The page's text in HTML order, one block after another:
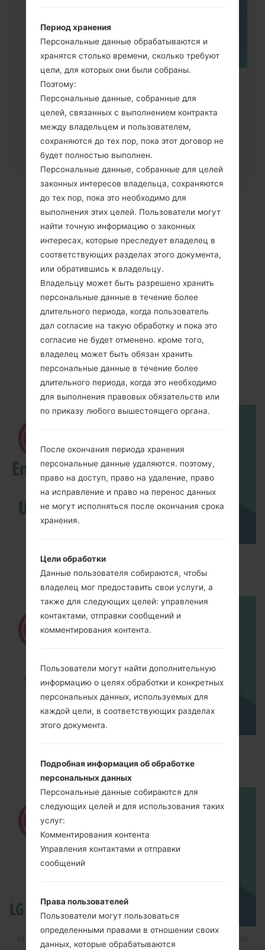
Как удалить все данные с
телефона через меню на LG...
Видео
LGE615F(LGE615F)
akaLG Optimus L5
Dual
How to Enable Developer Options & USB
Debugging on LG ?
Optimus L5 E612?
How to Flash Stock Firmware on LG Smartphone
Период хранения
Персональные данные обрабатываются и
хранятся столько времени, сколько требуют
цели, для которых они были собраны.
Поэтому:
Персональные данные, собранные для
целей, связанных с выполнением контракта
между владельцем и пользователем,
сохраняются до тех пор, пока этот договор не
будет полностью выполнен.
Персональные данные, собранные для целей
законных интересов владельца, сохраняются
до тех пор, пока это необходимо для
выполнения этих целей. Пользователи могут
найти точную информацию о законных
интересах, которые преследует владелец в
соответствующих разделах этого документа,
или обратившись к владельцу.
Владельцу может быть разрешено хранить
персональные данные в течение более
длительного периода, когда пользователь
дал согласие на такую обработку и пока это
согласие не будет отменено. кроме того,
владелец может быть обязан хранить
персональные данные в течение более
длительного периода, когда это необходимо
для выполнения правовых обязательств или
по приказу любого вышестоящего органа.
После окончания периода хранения
персональные данные удаляются. поэтому,
право на доступ, право на удаление, право
на исправление и право на перенос данных
не могут исполняться после окончания срока
хранения.
Цели обработки
Данные пользователя собираются, чтобы
владелец мог предоставить свои услуги, а
также для следующих целей: управления
контактами, отправки сообщений и
комментирования контента.
Пользователи могут найти дополнительную
информацию о целях обработки и конкретных
персональных данных, используемых для
каждой цели, в соответствующих разделах
этого документа.
Подробная информация об обработке
персональных данных
Персональные данные собираются для
следующих целей и для использования таких
услуг:
Комментирования контента
Управления контактами и отправки
сообщений
Права пользователей
Пользователи могут пользоваться
определенными правами в отношении своих
данных, которые обрабатываются